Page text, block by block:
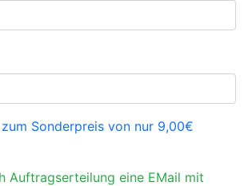
Sonderpreis von nur 9,00€
Auftragserteilung eine EMail mit